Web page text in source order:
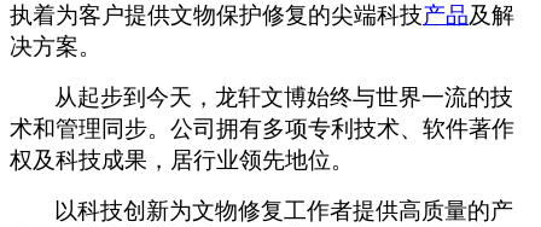
执着为客户提供文物保护修复的尖端科技产品及解
决方案。
从起步到今天， 龙轩文博始终与世界一流的技
术和管理同步。公司拥有多项专利技术、软件著作
权及科技成果，居行业领先地位。
以科技创新为文物修复工作者提供高质量的产